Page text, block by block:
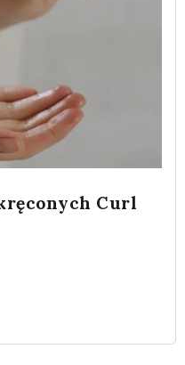
Curl